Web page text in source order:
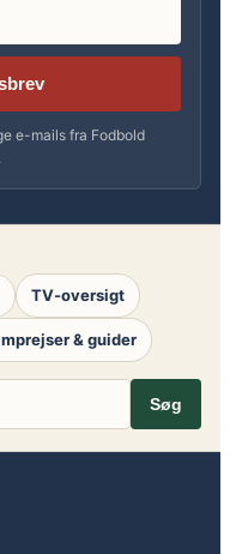
e-mails fra Fodbold
TV-oversigt
& guider
Søg